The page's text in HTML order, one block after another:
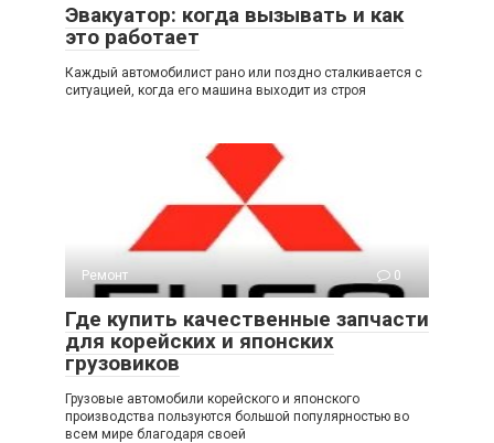
Эвакуатор: когда вызывать и как
это работает
Каждый автомобилист рано или поздно сталкивается с
ситуацией, когда его машина выходит из строя
Ремонт 0
Где купить качественные запчасти
для корейских и японских
грузовиков
Грузовые автомобили корейского и японского
производства пользуются большой популярностью во
всем мире благодаря своей